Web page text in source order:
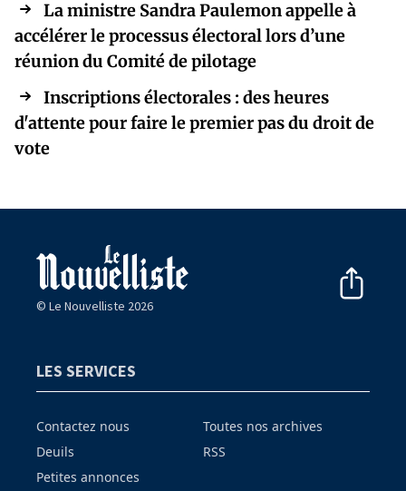
La ministre Sandra Paulemon appelle à
accélérer le processus électoral lors d’une
réunion du Comité de pilotage
Inscriptions électorales : des heures
d'attente pour faire le premier pas du droit de
vote
© Le Nouvelliste 2026
LES SERVICES
Contactez nous
Deuils
Petites annonces
Toutes nos archives
RSS